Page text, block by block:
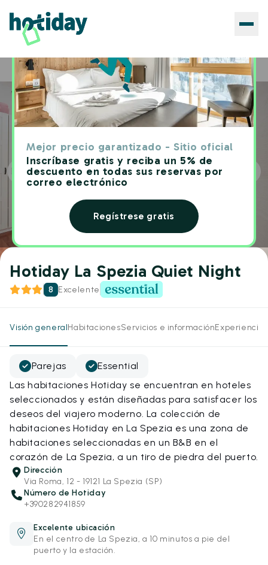
Mejor precio garantizado - Sitio oficial
Inscríbase gratis y reciba un 5% de
descuento en todas sus reservas por
correo electrónico
Regístrese gratis
Home Hoteles Hotiday La Spezia Quiet Night
Hotiday La Spezia Quiet Night
8 Excelente
Visión generalHabitacionesServicios e informaciónExperiencias
Parejas
Essential
Las habitaciones Hotiday se encuentran en hoteles
seleccionados y están diseñadas para satisfacer los
deseos del viajero moderno. La colección de
habitaciones Hotiday en La Spezia es una zona de
habitaciones seleccionadas en un B&B en el
corazón de La Spezia, a un tiro de piedra del puerto.
Dirección
Via Roma, 12 - 19121 La Spezia (SP)
Número de Hotiday
+390282941859
Excelente ubicación
En el centro de La Spezia, a 10 minutos a pie del
puerto y la estación.